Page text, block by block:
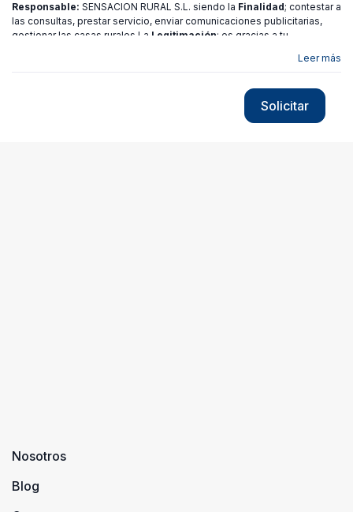
Responsable: SENSACION RURAL S.L. siendo la Finalidad; contestar a
las consultas, prestar servicio, enviar comunicaciones publicitarias,
gestionar las casas rurales La Legitimación; es gracias a tu
de Acceso,
política de privacidad
Leer más
Solicitar
Nosotros
Blog